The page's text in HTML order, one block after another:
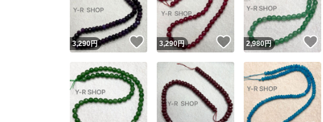
スピード＆安心発送
スピード発送
安心発送
3,290円 いいね！
3,290円 いいね！
2,980円